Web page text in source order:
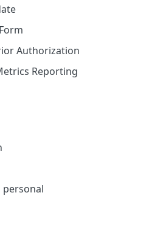
Authorization
Reporting
personal